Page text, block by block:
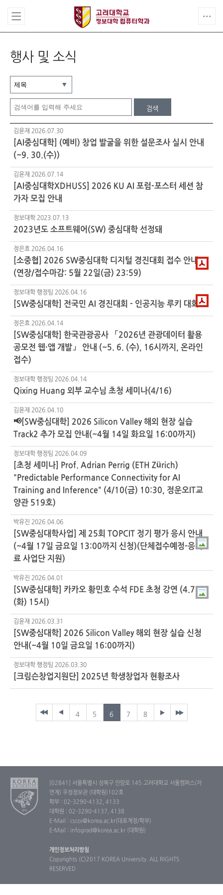
행사 및 소식
검색
김윤재 2026.07.30
[AI중심대학] (예비) 창업 발굴을 위한 설문조사 실시 안내
(~9. 30.(수))
김윤재 2026.07.14
[AI중심대학XDHUSS] 2026 KU AI 포럼-포스터 세션 참
가자 모집 안내
정보대학 2023.07.13
2023년도 소프트웨어(SW) 중심대학 선정돼
정은효 2026.04.16
[소중협] 2026 SW중심대학 디지털 경진대회 접수 안내
(연장/접수마감: 5월 22일(금) 23:59)
정보대학 행정팀 2026.04.16
[SW중심대학] 전국민 AI 경진대회 - 인공지능 루키 대회
정은효 2026.04.14
[SW중심대학] 한국관광공사 「2026년 관광데이터 활용
공모전 웹·앱 개발」 안내 (~5. 6. (수), 16시까지, 온라인
접수)
정보대학 행정팀 2026.04.14
Qixing Huang 외부 교수님 초청 세미나(4/16)
김윤재 2026.04.10
📢[SW중심대학] 2026 Silicon Valley 해외 현장 실습
Track2 추가 모집 안내(~4월 14일 화요일 16:00까지)
정보대학 행정팀 2026.04.09
[초청 세미나] Prof. Adrian Perrig (ETH Zürich)
"Predictable Performance Connectivity for AI
Training and Inference" (4/10(금) 10:30, 정운오IT교
양관 519호)
박유진 2026.04.06
[SW중심대학사업] 제 25회 TOPCIT 정기 평가 응시 안내
(~4월 17일 금요일 13:00까지 신청)(단체접수예정-응시
료 사업단 지원)
박유진 2026.04.01
[SW중심대학] 카카오 황민호 수석 FDE 초청 강연 (4.7.
(화) 15시)
김윤재 2026.03.31
[SW중심대학] 2026 Silicon Valley 해외 현장 실습 신청
안내(~4월 10일 금요일 16:00까지)
정보대학 행정팀 2026.03.30
[크림슨창업지원단] 2025년 학생창업자 현황조사
4 5 6 7 8
[02841] 서울특별시 성북구 안암로 145 고려대학교 서울캠퍼스(자
연계) 우정정보관 (대학원)102호
학부 : 02-3290-4132, 4133
대학원 : 02-3290-4137, 4138
E-Mail : cscoi@korea.ac.kr(대표계정/학부)
E-Mail : infograd@korea.ac.kr (대학원)
개인정보처리방침
Copyrights (C)2017 KOREA University. ALL RIGHTS
RESERVED